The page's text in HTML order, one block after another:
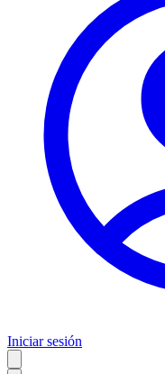
Iniciar sesión